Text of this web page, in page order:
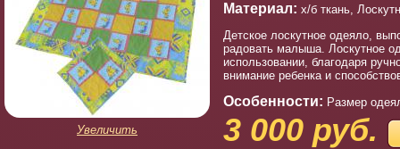
Увеличить
Материал: х/б ткань,
Детское лоскутное одеяло,
радовать малыша. Лоскутное
использовании, благодаря
внимание ребенка и
Особенности: Размер
3 000 руб.